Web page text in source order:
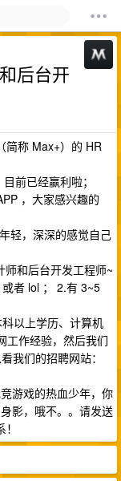
后台开
简称 Max+）的 HR
前已经赢利啦；
，大家感兴趣的
轻，深深的感觉自己
和后台开发工程师~
者 lol ； 2.有 3~5
以上学历、计算机
工作经验，然后我们
我们的招聘网站：
游戏的热血少年，你
影，哦不。。请发送